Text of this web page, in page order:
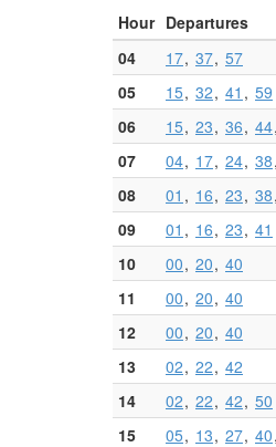
Hour Departures
04
17 37 57
05
15 32 41
59
06
15 23 36 44
07
04 17 24 38
08
01 16 23 38
09
01 16 23 41
10
00 20 40
11
00 20 40
12
00 20 40
13
02 22 42
14
02 22 42 50
15
05 13 27 40